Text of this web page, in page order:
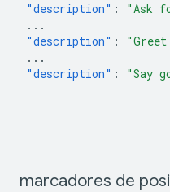
"description" :
"Ask
...
"description" :
...
"description" : "Say
marcadores de